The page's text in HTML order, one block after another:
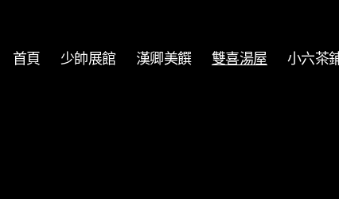
首頁 少帥展館 漢卿美饌 雙喜湯屋 小六茶